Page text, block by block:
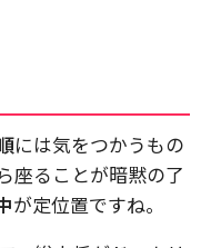
には気をつかうもの
座ることが暗黙の了
が定位置ですね。